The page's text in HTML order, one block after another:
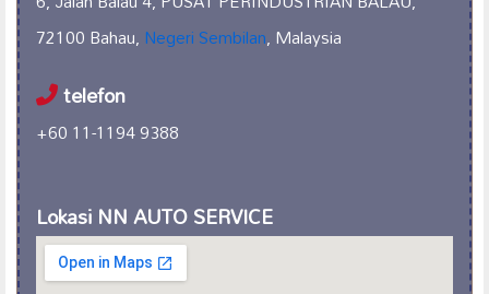
72100 Bahau,Negeri Sembilan, Malaysia
telefon
+60 11-1194 9388
Lokasi NN AUTO SERVICE